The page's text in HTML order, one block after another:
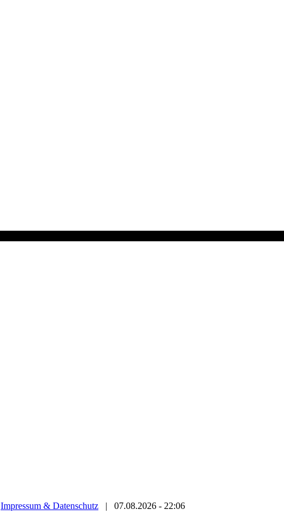
Impressum & Datenschutz |
07.08.2026 - 22:06